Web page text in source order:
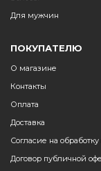
Для мужчин
ПОКУПАТЕЛЮ
О магазине
Контакты
Оплата
Доставка
Согласие на
Договор публичной